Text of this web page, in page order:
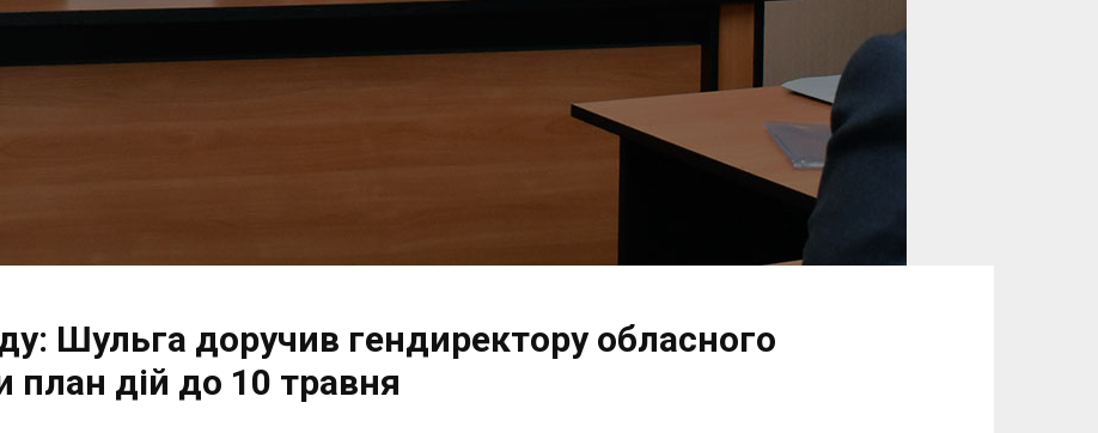
Шульга доручив гендиректору обласного
план дій до 10 травня